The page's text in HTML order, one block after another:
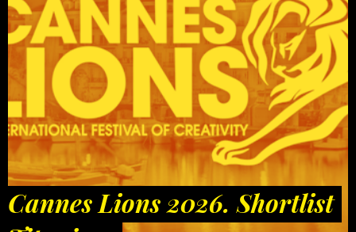
Cannes Lions 2026. Shortlist